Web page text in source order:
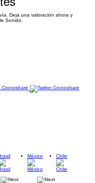
Deja una valoración ahora y
Sonido.
México Chile